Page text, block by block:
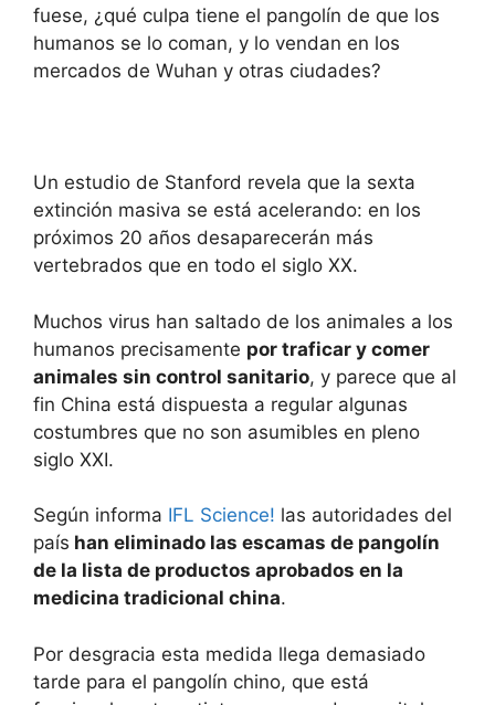
fuese, ¿qué culpa tiene el pangolín de que los
humanos se lo coman, y lo vendan en los
mercados de Wuhan y otras ciudades?
Un estudio de Stanford revela que la sexta
extinción masiva se está acelerando: en los
próximos 20 años desaparecerán más
vertebrados que en todo el siglo XX.
Muchos virus han saltado de los animales a los
humanos precisamente por traficar y comer
animales sin control sanitario, y parece que al
fin China está dispuesta a regular algunas
costumbres que no son asumibles en pleno
siglo XXI.
Según informa IFL Science! las autoridades del
país han eliminado las escamas de pangolín
de la lista de productos aprobados en la
medicina tradicional china.
Por desgracia esta medida llega demasiado
tarde para el pangolín chino, que está